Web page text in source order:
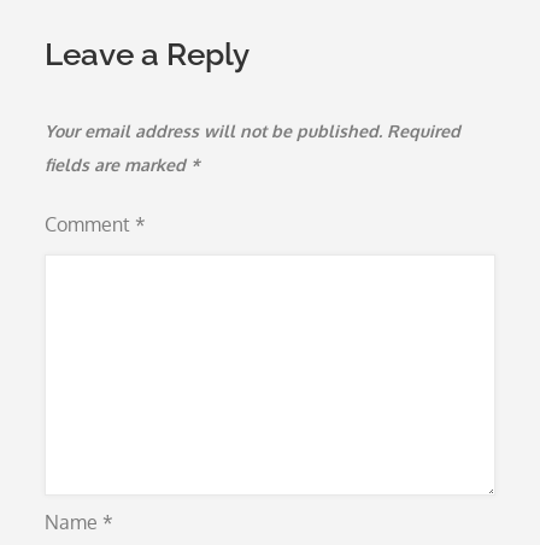
Leave a Reply
Your email address will not be published. Required
fields are marked *
Comment *
Name *